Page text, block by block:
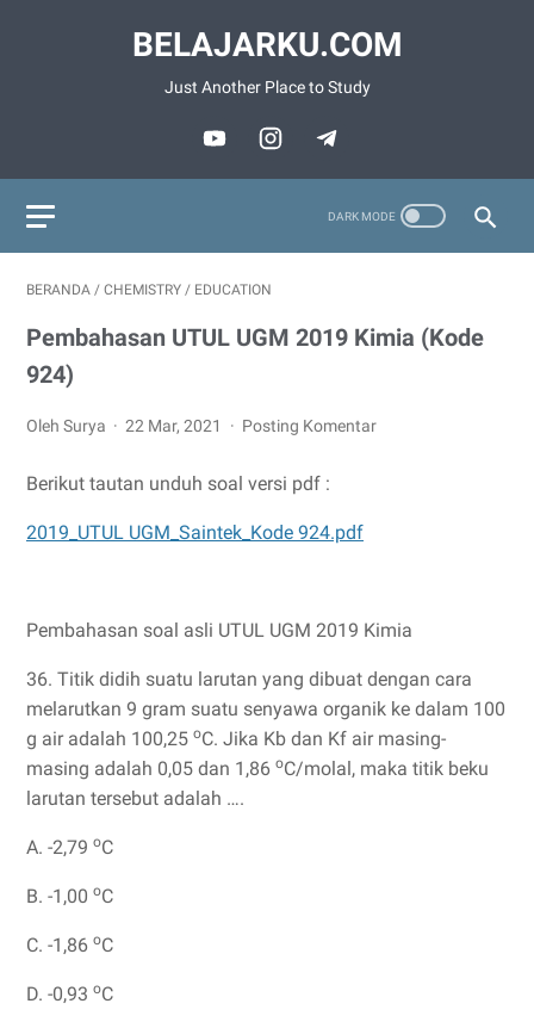
BELAJARKU.COM
Just Another Place to Study
BERANDA / CHEMISTRY / EDUCATION
Pembahasan UTUL UGM 2019 Kimia (Kode
924)
Oleh Surya 22 Mar, 2021 Posting Komentar
Berikut tautan unduh soal versi pdf :
2019_UTUL UGM_Saintek_Kode 924.pdf
Pembahasan soal asli UTUL UGM 2019 Kimia
36. Titik didih suatu larutan yang dibuat dengan cara
melarutkan 9 gram suatu senyawa organik ke dalam 100
g air adalah 100,25 oC. Jika Kb dan Kf air masing-
masing adalah 0,05 dan 1,86 oC/molal, maka titik beku
larutan tersebut adalah ….
A. -2,79 oC
B. -1,00 oC
C. -1,86 oC
D. -0,93 oC